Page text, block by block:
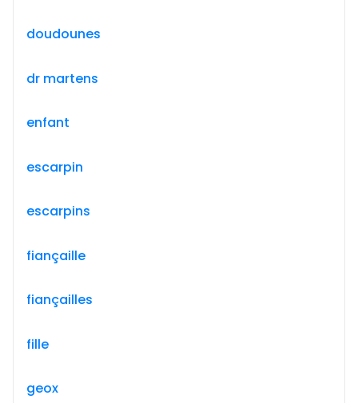
doudounes
dr martens
enfant
escarpin
escarpins
fiançaille
fiançailles
fille
geox